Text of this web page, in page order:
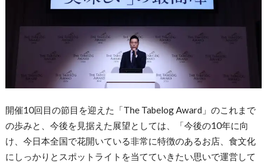
開催10回目の節目を迎えた「The Tabelog Award」のこれまで
の歩みと、今後を見据えた展望としては、「今後の10年に向
け、今日本全国で花開いている非常に特徴のあるお店、食文化
にしっかりとスポットライトを当てていきたい思いで運営して